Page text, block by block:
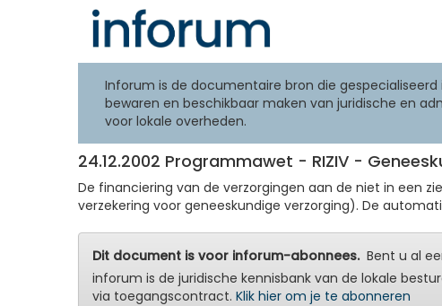
Inforum is de documentaire bron die gespecialiseerd
bewaren en beschikbaar maken van juridische en
voor lokale overheden.
24.12.2002 Programmawet - RIZIV -
De financiering van de verzorgingen aan de niet in een
verzekering voor geneeskundige verzorging). De
Dit document is voor inforum-abonnees.Bent u al
inforum is de juridische kennisbank van de lokale
via toegangscontract. Klik hier om je te abonneren